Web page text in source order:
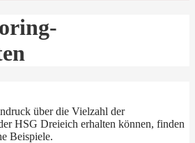
über die Vielzahl der
HSG Dreieich erhalten können, finden
Beispiele.